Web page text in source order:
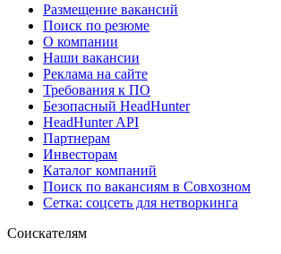
Размещение вакансий
Поиск по резюме
О компании
Наши вакансии
Реклама на сайте
Требования к ПО
Безопасный HeadHunter
HeadHunter API
Партнерам
Инвесторам
Каталог компаний
Поиск по вакансиям в Совхозном
Сетка: соцсеть для нетворкинга
Соискателям